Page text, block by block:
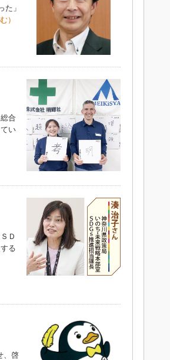
」
）
合
い
Ｄ
る
、啓